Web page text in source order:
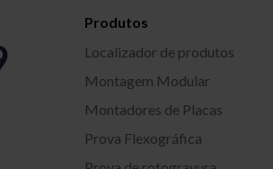
Produtos
Localizador de produtos
Montagem Modular
Montadores de Placas
Prova Flexográfica